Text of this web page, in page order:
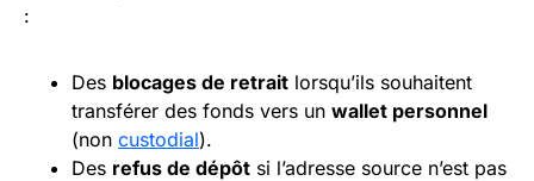
:
Des blocages de retrait lorsqu’ils souhaitent
transférer des fonds vers un wallet personnel
(non custodial).
Des refus de dépôt si l’adresse source n’est pas